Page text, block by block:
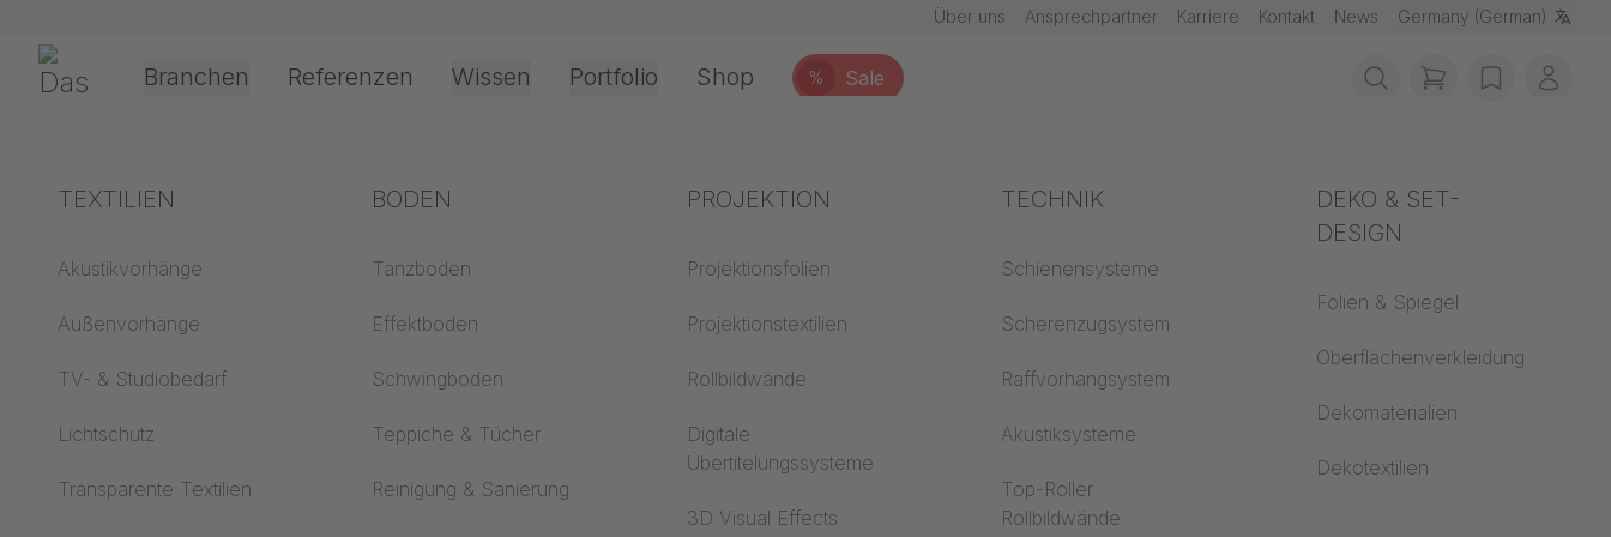
Über uns Ansprechpartner Karriere Kontakt News Germany (German)
Gerriets Branchen
Theater & Kultur
Event &
Office & Interior
Referenzen Wissen
Begriffserklärungen
Akustik ABC
Boden ABC
Projektionsfolien ABC
Projektionstextilien
Verarbeitung &
Branchenwissen
Textilwissen
Akustikwissen
Projektionswissen
Brandschutz
Baustoffklassen
Trevira CS
Akustik
Portfolio
TEXTILIEN
Akustikvorhänge
Außenvorhänge
TV- & Studiobedarf
Lichtschutz
Transparente Textilien
BODEN
Tanzboden
Effektboden
Schwingboden
Teppiche & Tücher
Reinigung & Sanierung
PROJEKTION
Projektionsfolien
Projektionstextilien
Rollbildwände
Digitale
Übertitelungssysteme
3D Visual Effects
TECHNIK
Schienensysteme
Scherenzugsystem
Raffvorhangsystem
Akustiksysteme
Top-Roller
Rollbildwände
DEKO & SET-
DESIGN
Folien & Spiegel
Oberflächenverkleidung
Dekomaterialien
Dekotextilien
Shop % Sale
items in cart,
wishlistMein